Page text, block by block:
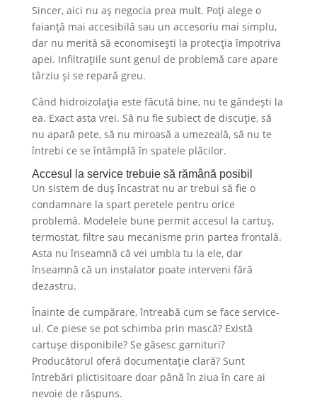
Sincer, aici nu aș negocia prea mult. Poți alege o
faianță mai accesibilă sau un accesoriu mai simplu,
dar nu merită să economisești la protecția împotriva
apei. Infiltrațiile sunt genul de problemă care apare
târziu și se repară greu.
Când hidroizolația este făcută bine, nu te gândești la
ea. Exact asta vrei. Să nu fie subiect de discuție, să
nu apară pete, să nu miroasă a umezeală, să nu te
întrebi ce se întâmplă în spatele plăcilor.
Accesul la service trebuie să rămână posibil
Un sistem de duș încastrat nu ar trebui să fie o
condamnare la spart peretele pentru orice
problemă. Modelele bune permit accesul la cartuș,
termostat, filtre sau mecanisme prin partea frontală.
Asta nu înseamnă că vei umbla tu la ele, dar
înseamnă că un instalator poate interveni fără
dezastru.
Înainte de cumpărare, întreabă cum se face service-
ul. Ce piese se pot schimba prin mască? Există
cartușe disponibile? Se găsesc garnituri?
Producătorul oferă documentație clară? Sunt
întrebări plictisitoare doar până în ziua în care ai
nevoie de răspuns.